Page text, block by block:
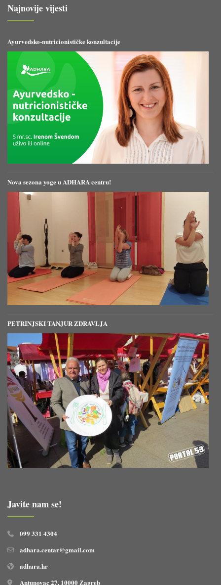
Najnovije vijesti
Ayurvedsko-nutricionističke konzultacije
Nova sezona yoge u ADHARA centru!
PETRINJSKI TANJUR ZDRAVLJA
Javite nam se!
099 331 4304
adhara.centar@gmail.com
adhara.hr
Antunovac 27, 10000 Zagreb